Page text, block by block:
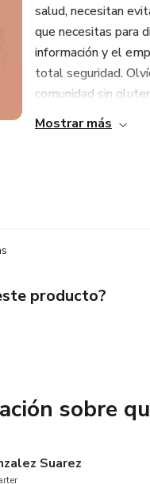
salud, necesitan
que necesitas para
información y el
total seguridad.
comunidad sin
Mostrar más
producto?
sobre
Suarez